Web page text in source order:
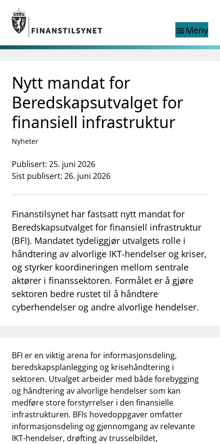
Gå til hovedinnhold
Gå til søkesiden
menuMeny
nettstedet
language
English
exist in English
English home page
Tilsyn
Aktuelt
Finanstilsynets registre
supervisor_account Forbrukerinformasjon
mail_outlineKontakt oss
work_outlineJobb hos oss
dashboardInformasjon for investorer
notifications_noneAbonner på nyhetsvarsel
Nytt mandat for
Beredskapsutvalget for
finansiell infrastruktur
Nyheter
Publisert: 25. juni 2026
Sist publisert: 26. juni 2026
Finanstilsynet har fastsatt nytt mandat for
Beredskapsutvalget for finansiell infrastruktur
(BFI). Mandatet tydeliggjør utvalgets rolle i
håndtering av alvorlige IKT-hendelser og kriser,
og styrker koordineringen mellom sentrale
aktører i finanssektoren. Formålet er å gjøre
sektoren bedre rustet til å håndtere
cyberhendelser og andre alvorlige hendelser.
BFI er en viktig arena for informasjonsdeling,
beredskapsplanlegging og krisehåndtering i
sektoren. Utvalget arbeider med både forebygging
og håndtering av alvorlige hendelser som kan
medføre store forstyrrelser i den finansielle
infrastrukturen. BFIs hovedoppgaver omfatter
informasjonsdeling og gjennomgang av relevante
IKT-hendelser, drøfting av trusselbildet,